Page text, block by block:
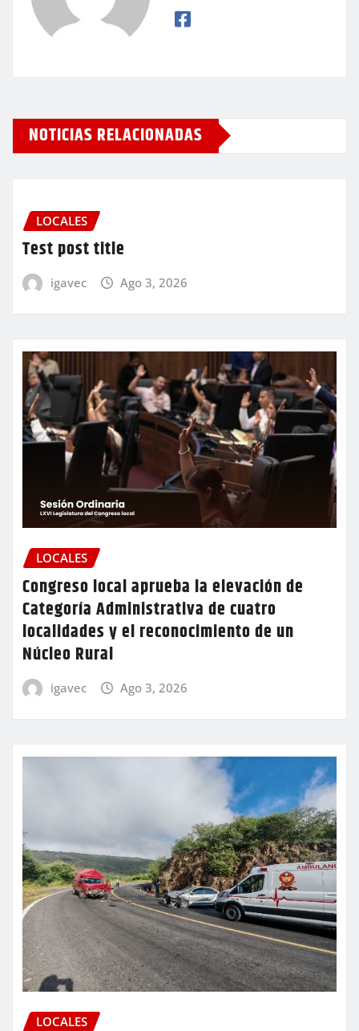
NOTICIAS RELACIONADAS
LOCALES
Test post title
igavec Ago 3, 2026
LOCALES
Congreso local aprueba la elevación de
Categoría Administrativa de cuatro
localidades y el reconocimiento de un
Núcleo Rural
igavec Ago 3, 2026
LOCALES